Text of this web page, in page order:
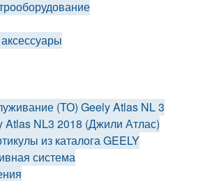
(ТО) Geely Atlas NL 3
NL3 2018 (Джили Атлас)
из каталога GEELY
система